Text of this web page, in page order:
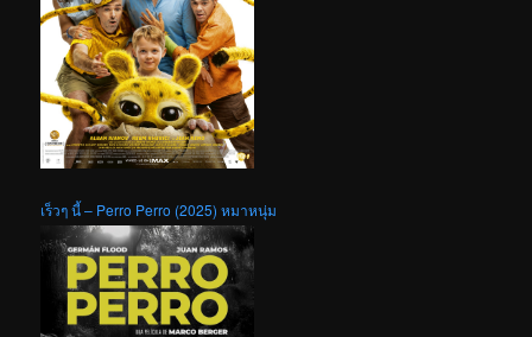
เร็วๆ นี้ – Perro Perro (2025) หมาหนุ่ม